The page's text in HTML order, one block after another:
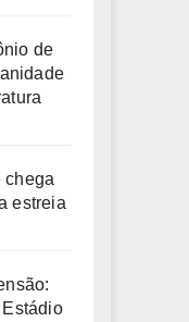
de
chega
estreia